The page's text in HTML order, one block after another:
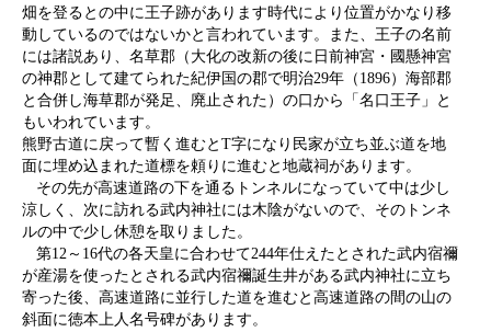
畑を登るとの中に王子跡があります時代により位置がかなり移
動しているのではないかと言われています。また、王子の名前
には諸説あり、名草郡（大化の改新の後に日前神宮・國懸神宮
の神郡として建てられた紀伊国の郡で明治29年（1896）海部郡
と合併し海草郡が発足、廃止された）の口から「名口王子」と
もいわれています。
熊野古道に戻って暫く進むとT字になり民家が立ち並ぶ道を地
面に埋め込まれた道標を頼りに進むと地蔵祠があります。
その先が高速道路の下を通るトンネルになっていて中は少し
涼しく、次に訪れる武内神社には木陰がないので、そのトンネ
ルの中で少し休憩を取りました。
第12～16代の各天皇に合わせて244年仕えたとされた武内宿禰
が産湯を使ったとされる武内宿禰誕生井がある武内神社に立ち
寄った後、高速道路に並行した道を進むと高速道路の間の山の
斜面に徳本上人名号碑があります。